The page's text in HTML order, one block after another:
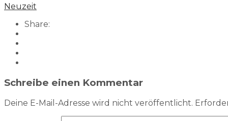
Neuzeit
Share:
Schreibe einen Kommentar
Deine E-Mail-Adresse wird nicht veröffentlicht.